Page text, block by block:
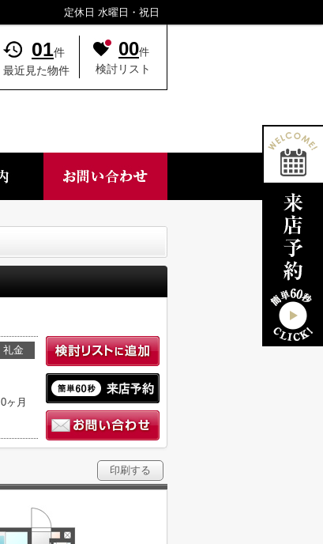
定休日 水曜日・祝日
01件
最近見た物件
00件
検討リスト
礼金
0ヶ月
印刷する